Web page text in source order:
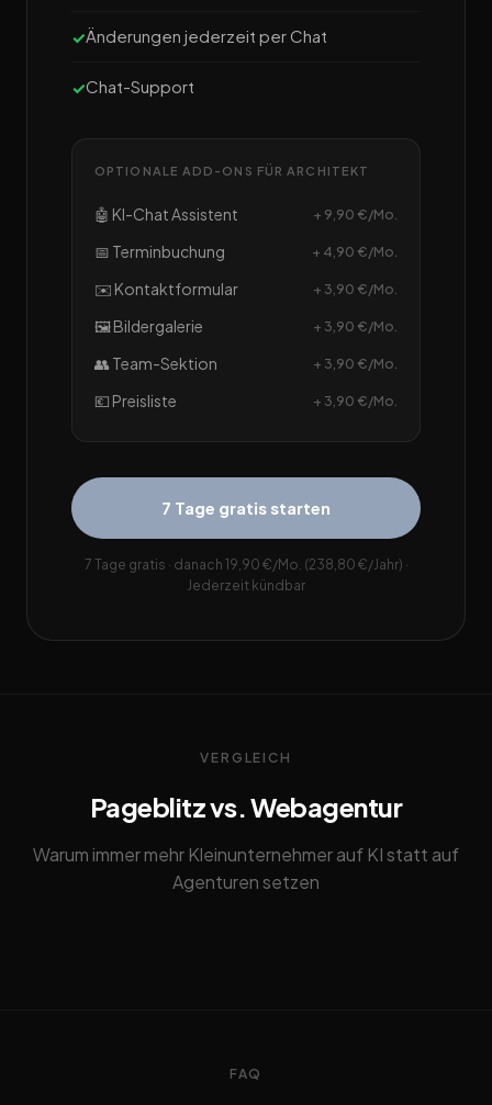
Änderungen jederzeit per Chat
Chat-Support
OPTIONALE ADD-ONS FÜR ARCHITEKT
🤖 KI-Chat Assistent + 9,90 €/Mo.
📅 Terminbuchung + 4,90 €/Mo.
✉️ Kontaktformular + 3,90 €/Mo.
🖼️ Bildergalerie + 3,90 €/Mo.
👥 Team-Sektion + 3,90 €/Mo.
💶 Preisliste + 3,90 €/Mo.
7 Tage gratis starten
7 Tage gratis · danach 19,90 €/Mo. (238,80 €/Jahr) ·
Jederzeit kündbar
VERGLEICH
Pageblitz vs. Webagentur
Warum immer mehr Kleinunternehmer auf KI statt auf
Agenturen setzen
FAQ